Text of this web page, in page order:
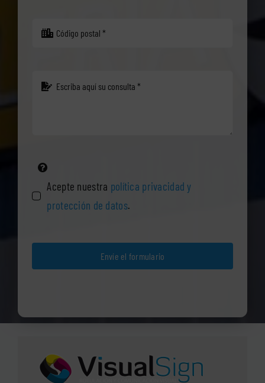
Acepte nuestra política privacidad y
protección de datos.
Envíe el formulario